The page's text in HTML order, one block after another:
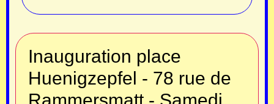
Inauguration place
Huenigzepfel - 78 rue de